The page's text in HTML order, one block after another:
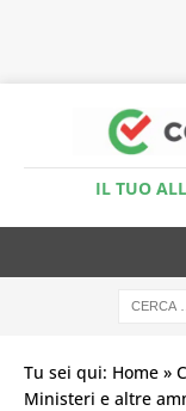
IL TUO
Tu sei qui: Home »
Ministeri e altre